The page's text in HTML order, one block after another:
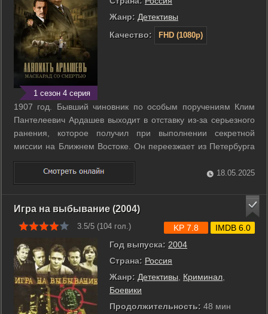
1 сезон 4 серия
Жанр: Детективы
Качество:
FHD (1080p)
1907 год. Бывший чиновник по особым поручениям Клим
Пантелеевич Ардашев выходит в отставку из-за серьезного
ранения, которое получил при выполнении секретной
миссии на Ближнем Востоке. Он переезжает из Петербурга
в провинцию, где хочет вести спокойную и тихую жизнь, и
вскоре становится знаменитым адвокатом. Он не проиграл
ни одного процесса, его ...
18.05.2025
Игра на выбывание (2004)
3.5/5 (104 гол.)
Год выпуска: 2004
Страна: Россия
Жанр: Детективы Криминал
Боевики
Продолжительность: 48 мин
KP 7.8 IMDB 6.0